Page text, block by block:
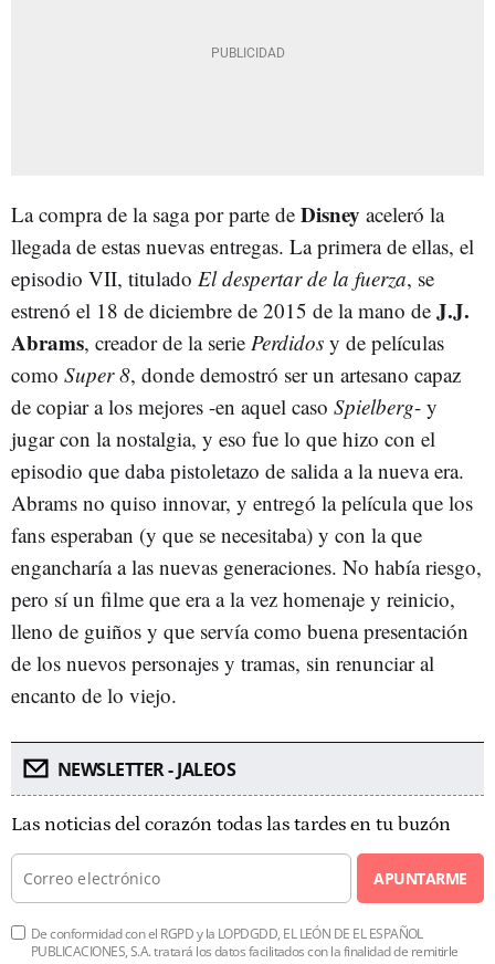
La compra de la saga por parte de Disney aceleró la
llegada de estas nuevas entregas. La primera de ellas, el
episodio VII, titulado El despertar de la fuerza, se
estrenó el 18 de diciembre de 2015 de la mano de J.J.
Abrams, creador de la serie Perdidos y de películas
como Super 8, donde demostró ser un artesano capaz
de copiar a los mejores -en aquel caso Spielberg- y
jugar con la nostalgia, y eso fue lo que hizo con el
episodio que daba pistoletazo de salida a la nueva era.
Abrams no quiso innovar, y entregó la película que los
fans esperaban (y que se necesitaba) y con la que
engancharía a las nuevas generaciones. No había riesgo,
pero sí un filme que era a la vez homenaje y reinicio,
lleno de guiños y que servía como buena presentación
de los nuevos personajes y tramas, sin renunciar al
encanto de lo viejo.
NEWSLETTER - JALEOS
Las noticias del corazón todas las tardes en tu buzón
APUNTARME
De conformidad con el RGPD y la LOPDGDD, EL LEÓN DE EL ESPAÑOL
PUBLICACIONES, S.A. tratará los datos facilitados con la finalidad de remitirle